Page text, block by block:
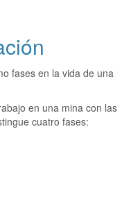
fases en la vida de una
en una mina con las
cuatro fases: